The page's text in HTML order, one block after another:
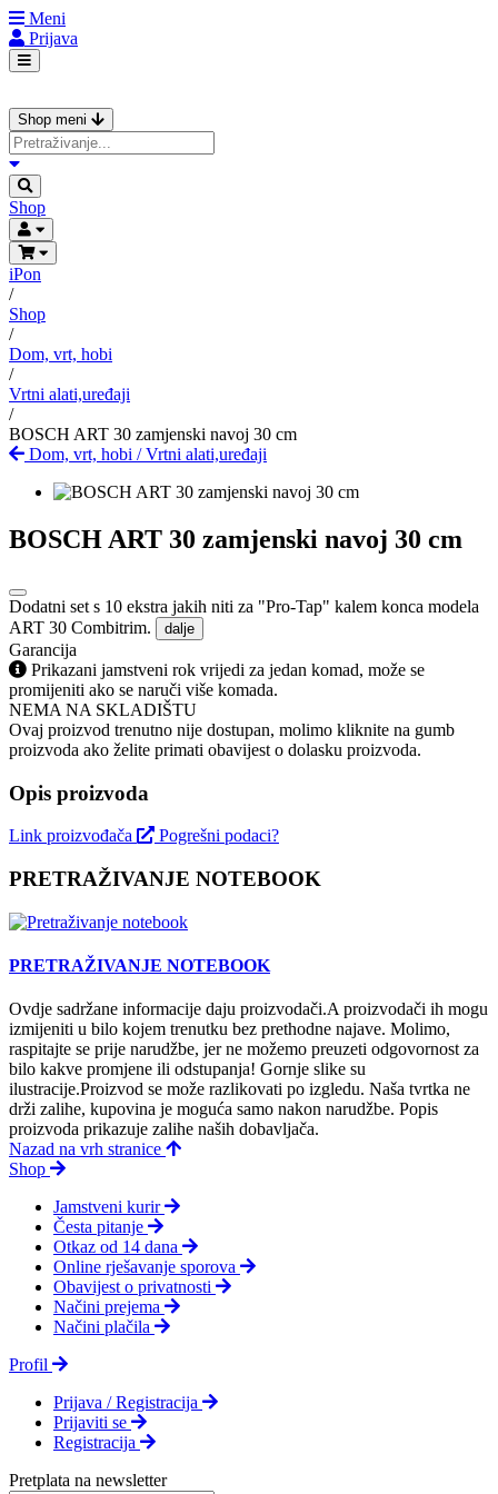
Meni
Prijava
Shop meni
Shop
iPon
/
Shop
/
Dom, vrt, hobi
/
Vrtni alati,uređaji
/
BOSCH ART 30 zamjenski navoj 30 cm
Dom, vrt, hobi /Vrtni alati,uređaji
BOSCH ART 30 zamjenski navoj 30 cm
Dodatni set s 10 ekstra jakih niti za "Pro-Tap" kalem konca modela
ART 30 Combitrim.
dalje
Garancija
Prikazani jamstveni rok vrijedi za jedan komad, može se
promijeniti ako se naruči više komada.
NEMA NA SKLADIŠTU
Ovaj proizvod trenutno nije dostupan, molimo kliknite na gumb
proizvoda ako želite primati obavijest o dolasku proizvoda.
Opis proizvoda
Link proizvođača Pogrešni podaci?
PRETRAŽIVANJE NOTEBOOK
PRETRAŽIVANJE NOTEBOOK
Ovdje sadržane informacije daju proizvodači.A proizvodači ih mogu
izmijeniti u bilo kojem trenutku bez prethodne najave. Molimo,
raspitajte se prije narudžbe, jer ne možemo preuzeti odgovornost za
bilo kakve promjene ili odstupanja! Gornje slike su
ilustracije.Proizvod se može razlikovati po izgledu. Naša tvrtka ne
drži zalihe, kupovina je moguća samo nakon narudžbe. Popis
proizvoda prikazuje zalihe naših dobavljača.
Nazad na vrh stranice
Shop
Jamstveni kurir
Česta pitanje
Otkaz od 14 dana
Online rješavanje sporova
Obavijest o privatnosti
Načini prejema
Načini plačila
Profil
Prijava / Registracija
Prijaviti se
Registracija
Pretplata na newsletter